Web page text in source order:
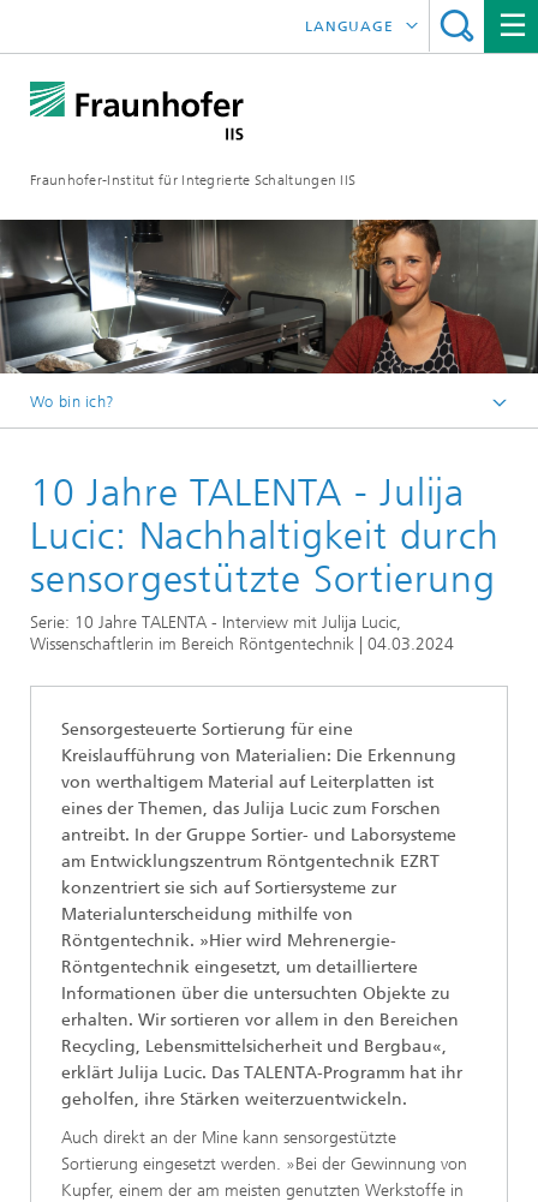
Fraunhofer-Institut für Integrierte Schaltungen IIS
LANGUAGE
中文
한국어
Wo bin ich?
Online-Magazin
Panorama
10 Jahre Fraunhofer TALENTA
10 Jahre TALENTA - Julija
Lucic: Nachhaltigkeit durch
sensorgestützte Sortierung
Serie: 10 Jahre TALENTA - Interview mit Julija Lucic,
Wissenschaftlerin im Bereich Röntgentechnik | 04.03.2024
Sensorgesteuerte Sortierung für eine
Kreislaufführung von Materialien: Die Erkennung
von werthaltigem Material auf Leiterplatten ist
eines der Themen, das Julija Lucic zum Forschen
antreibt. In der Gruppe Sortier- und Laborsysteme
am Entwicklungszentrum Röntgentechnik EZRT
konzentriert sie sich auf Sortiersysteme zur
Materialunterscheidung mithilfe von
Röntgentechnik. »Hier wird Mehrenergie-
Röntgentechnik eingesetzt, um detailliertere
Informationen über die untersuchten Objekte zu
erhalten. Wir sortieren vor allem in den Bereichen
Recycling, Lebensmittelsicherheit und Bergbau«,
erklärt Julija Lucic. Das TALENTA-Programm hat ihr
geholfen, ihre Stärken weiterzuentwickeln.
Auch direkt an der Mine kann sensorgestützte
Sortierung eingesetzt werden. »Bei der Gewinnung von
Kupfer, einem der am meisten genutzten Werkstoffe in